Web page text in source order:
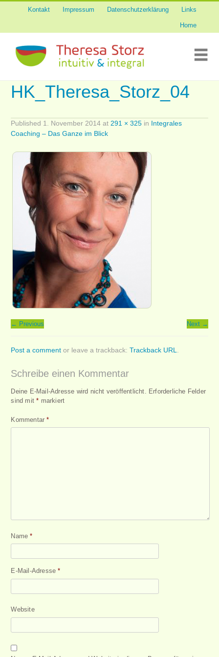
Links
Datenschutzerklärung
Impressum
Kontakt
Home
Über mich
Sinnespflege
Integrales Coaching
HK_Theresa_Storz_04
Published 1. November 2014 at291 × 325 in Integrales
Coaching – Das Ganze im Blick
← Previous Next →
Post a comment or leave a trackback:Trackback URL
Schreibe einen Kommentar
Deine E-Mail-Adresse wird nicht veröffentlicht. Erforderliche Felder
sind mit* markiert
Kommentar*
Name*
E-Mail-Adresse*
Website